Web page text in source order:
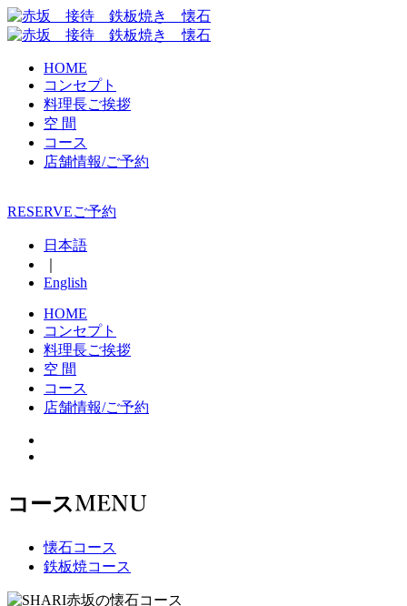
HOME
コンセプト
料理長ご挨拶
空 間
コース
店舗情報/ご予約
RESERVEご予約
日本語
English
HOME
コンセプト
料理長ご挨拶
空 間
コース
店舗情報/ご予約
コースMENU
懐石コース
鉄板焼コース